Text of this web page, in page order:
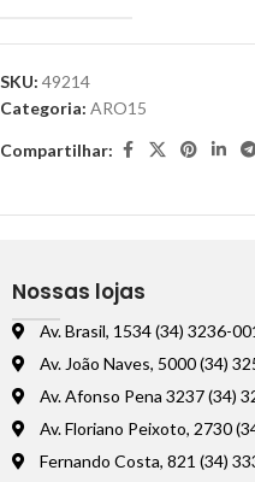
SKU: 49214
Categoria: ARO15
Compartilhar:
Nossas lojas
Av. Brasil, 1534 (34) 3236-
Av. João Naves, 5000 (34)
Av. Afonso Pena 3237 (34)
Av. Floriano Peixoto, 2730
Fernando Costa, 821 (34)